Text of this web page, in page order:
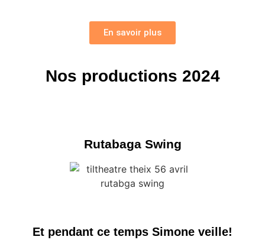
En savoir plus
Nos productions 2024
Rutabaga Swing
Et pendant ce temps Simone veille!